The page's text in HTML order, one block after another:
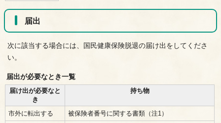
届出
次に該当する場合には、国民健康保険脱退の届け出をしてくださ
い。
届出が必要なとき一覧
届け出が必要なと
き
持ち物
市外に転出する
被保険者番号に関する書類（注1）